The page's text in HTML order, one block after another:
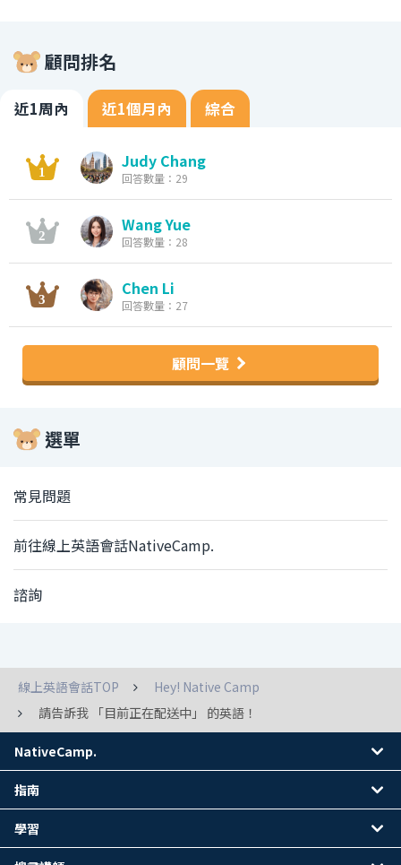
顧問排名
近1周內 近1個月內 綜合
Judy Chang
回答數量：29
Wang Yue
回答數量：28
Chen Li
回答數量：27
顧問一覽
選單
常見問題
前往線上英語會話NativeCamp.
諮詢
線上英語會話TOP
Hey! Native Camp
請告訴我 「目前正在配送中」 的英語！
NativeCamp.
指南
學習